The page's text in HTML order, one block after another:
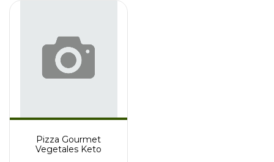
Pizza Gourmet
Vegetales Keto